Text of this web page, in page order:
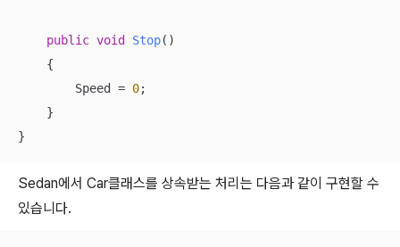
public void Stop( )
    {
        Speed =
0;
    }
}
Sedan에서 Car클래스를 상속받는 처리는 다음과 같이 구현할 수
있습니다.